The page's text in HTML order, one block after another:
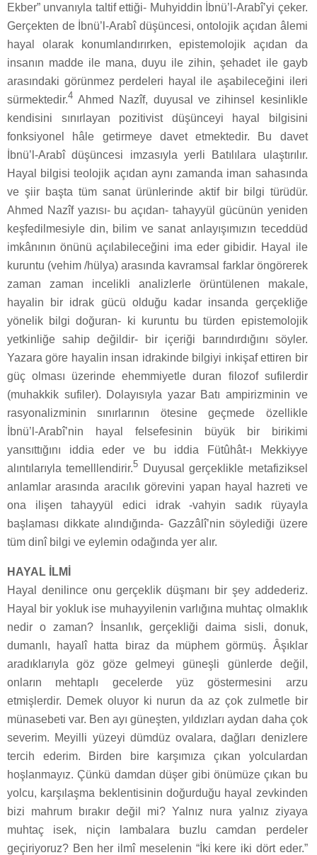
Ekber” unvanıyla taltif ettiği- Muhyiddin İbnü’l-Arabî’yi çeker.
Gerçekten de İbnü’l-Arabî düşüncesi, ontolojik açıdan âlemi
hayal olarak konumlandırırken, epistemolojik açıdan da
insanın madde ile mana, duyu ile zihin, şehadet ile gayb
arasındaki görünmez perdeleri hayal ile aşabileceğini ileri
sürmektedir.4 Ahmed Nazîf, duyusal ve zihinsel kesinlikle
kendisini sınırlayan pozitivist düşünceyi hayal bilgisini
fonksiyonel hâle getirmeye davet etmektedir. Bu davet
İbnü’l-Arabî düşüncesi imzasıyla yerli Batılılara ulaştırılır.
Hayal bilgisi teolojik açıdan aynı zamanda iman sahasında
ve şiir başta tüm sanat ürünlerinde aktif bir bilgi türüdür.
Ahmed Nazîf yazısı- bu açıdan- tahayyül gücünün yeniden
keşfedilmesiyle din, bilim ve sanat anlayışımızın teceddüd
imkânının önünü açılabileceğini ima eder gibidir. Hayal ile
kuruntu (vehim /hülya) arasında kavramsal farklar öngörerek
zaman zaman incelikli analizlerle örüntülenen makale,
hayalin bir idrak gücü olduğu kadar insanda gerçekliğe
yönelik bilgi doğuran- ki kuruntu bu türden epistemolojik
yetkinliğe sahip değildir- bir içeriği barındırdığını söyler.
Yazara göre hayalin insan idrakinde bilgiyi inkişaf ettiren bir
güç olması üzerinde ehemmiyetle duran filozof sufilerdir
(muhakkik sufiler). Dolayısıyla yazar Batı ampirizminin ve
rasyonalizminin sınırlarının ötesine geçmede özellikle
İbnü’l-Arabî’nin hayal felsefesinin büyük bir birikimi
yansıttığını iddia eder ve bu iddia Fütûhât-ı Mekkiyye
alıntılarıyla temelllendirir.5 Duyusal gerçeklikle metafiziksel
anlamlar arasında aracılık görevini yapan hayal hazreti ve
ona ilişen tahayyül edici idrak -vahyin sadık rüyayla
başlaması dikkate alındığında- Gazzâlî’nin söylediği üzere
tüm dinî bilgi ve eylemin odağında yer alır.
HAYAL İLMİ
Hayal denilince onu gerçeklik düşmanı bir şey addederiz.
Hayal bir yokluk ise muhayyilenin varlığına muhtaç olmaklık
nedir o zaman? İnsanlık, gerçekliği daima sisli, donuk,
dumanlı, hayalî hatta biraz da müphem görmüş. Âşıklar
aradıklarıyla göz göze gelmeyi güneşli günlerde değil,
onların mehtaplı gecelerde yüz göstermesini arzu
etmişlerdir. Demek oluyor ki nurun da az çok zulmetle bir
münasebeti var. Ben ayı güneşten, yıldızları aydan daha çok
severim. Meyilli yüzeyi dümdüz ovalara, dağları denizlere
tercih ederim. Birden bire karşımıza çıkan yolculardan
hoşlanmayız. Çünkü damdan düşer gibi önümüze çıkan bu
yolcu, karşılaşma beklentisinin doğurduğu hayal zevkinden
bizi mahrum bırakır değil mi? Yalnız nura yalnız ziyaya
muhtaç isek, niçin lambalara buzlu camdan perdeler
geçiriyoruz? Ben her ilmî meselenin “İki kere iki dört eder.”